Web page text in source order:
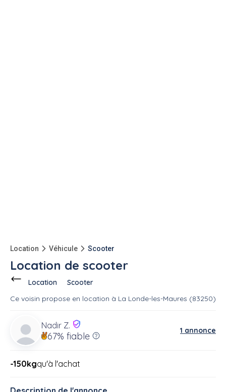
Location Véhicule Scooter
Location de scooter
Location Scooter
Ce voisin propose en location à La Londe-les-Maures (83250)
Nadir Z.
67% fiable 1 annonce
-150kgqu'à l'achat